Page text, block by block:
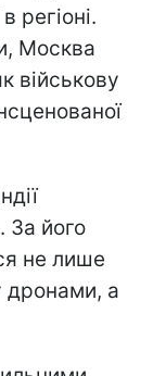
регіоні.
Москва
військову
За його
не лише
дронами, а